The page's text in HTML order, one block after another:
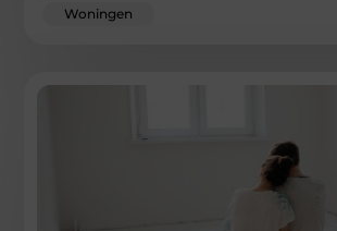
Woningen